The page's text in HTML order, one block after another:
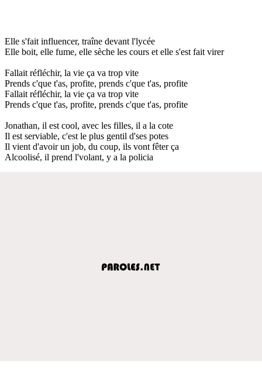
Elle s'fait influencer, traîne devant l'lycée
Elle boit, elle fume, elle sèche les cours et elle s'est fait virer
Fallait réfléchir, la vie ça va trop vite
Prends c'que t'as, profite, prends c'que t'as, profite
Fallait réfléchir, la vie ça va trop vite
Prends c'que t'as, profite, prends c'que t'as, profite
Jonathan, il est cool, avec les filles, il a la cote
Il est serviable, c'est le plus gentil d'ses potes
Il vient d'avoir un job, du coup, ils vont fêter ça
Alcoolisé, il prend l'volant, y a la policia